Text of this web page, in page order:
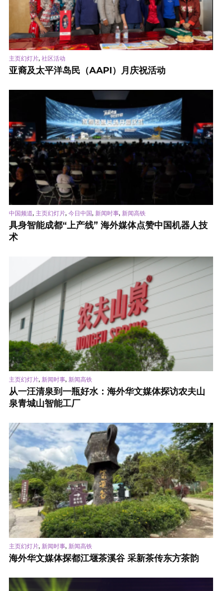
主页幻灯片, 社区活动
亚裔及太平洋岛民（AAPI）月庆祝活动
中国频道, 主页幻灯片, 今日中国, 新闻时事, 新闻高铁
具身智能成都“上产线” 海外媒体点赞中国机器人技
术
主页幻灯片, 新闻时事, 新闻高铁
从一汪清泉到一瓶好水：海外华文媒体探访农夫山
泉青城山智能工厂
主页幻灯片, 新闻时事, 新闻高铁
海外华文媒体探都江堰茶溪谷 采新茶传东方茶韵